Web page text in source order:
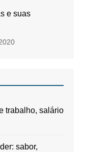
e suas
trabalho, salário
sabor,